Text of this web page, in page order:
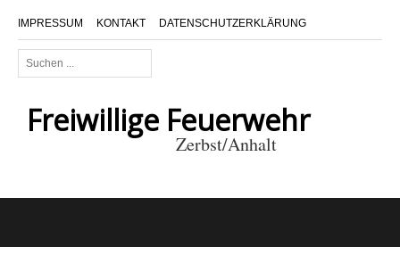
IMPRESSUM KONTAKT DATENSCHUTZERKLÄRUNG
Suchen
...
Freiwillige Feuerwehr
Zerbst/Anhalt